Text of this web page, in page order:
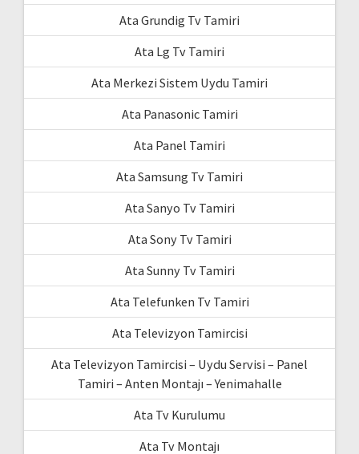
Ata Grundig Tv Tamiri
Ata Lg Tv Tamiri
Ata Merkezi Sistem Uydu Tamiri
Ata Panasonic Tamiri
Ata Panel Tamiri
Ata Samsung Tv Tamiri
Ata Sanyo Tv Tamiri
Ata Sony Tv Tamiri
Ata Sunny Tv Tamiri
Ata Telefunken Tv Tamiri
Ata Televizyon Tamircisi
Ata Televizyon Tamircisi – Uydu Servisi – Panel
Tamiri – Anten Montajı – Yenimahalle
Ata Tv Kurulumu
Ata Tv Montajı